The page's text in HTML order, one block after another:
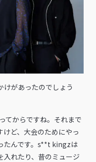
けがあったのでしょう
からですね。それまで
ど、大会のためにやっ
たんです。s**t kingzは
入れたり、昔のミュージ